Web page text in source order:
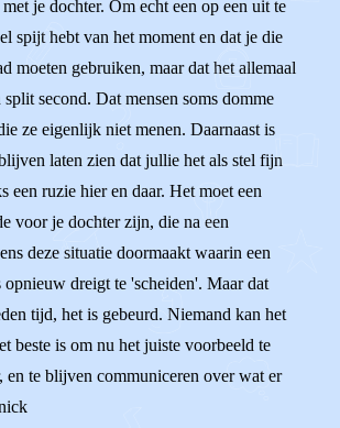
met je dochter. Om echt een op een uit te
spijt hebt van het moment en dat je die
moeten gebruiken, maar dat het allemaal
split second. Dat mensen soms domme
ze eigenlijk niet menen. Daarnaast is
laten zien dat jullie het als stel fijn
een ruzie hier en daar. Het moet een
voor je dochter zijn, die na een
deze situatie doormaakt waarin een
opnieuw dreigt te 'scheiden'. Maar dat
tijd, het is gebeurd. Niemand kan het
beste is om nu het juiste voorbeeld te
en te blijven communiceren over wat er